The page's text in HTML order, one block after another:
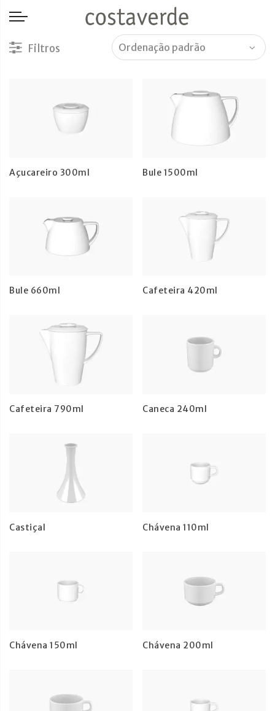
Açucareiro 300ml Bule 1500ml
Bule 660ml Cafeteira 420ml
Cafeteira 790ml Caneca 240ml
Castiçal Chávena 110ml
Chávena 150ml Chávena 200ml